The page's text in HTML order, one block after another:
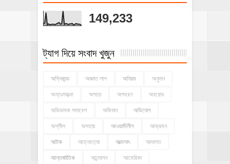
149,233
ট্যাগ দিয়ে সংবাদ খুজুন
অগ্নিকান্ড অজ্ঞাত লাশ অনিয়ম অনুদান
অন্তঃসত্ত্বা অপচয় অপহরণ অবরোধ
অভিভাবক সমাবেশ অভিযান অভিযোগ
অশ্লীল অসহায় আওয়ামীলীগ আক্রমন
আটক আত্নহত্যা আত্মসাৎ আদালত
আন্তর্জাতিক আন্দোলন আমেরিকা